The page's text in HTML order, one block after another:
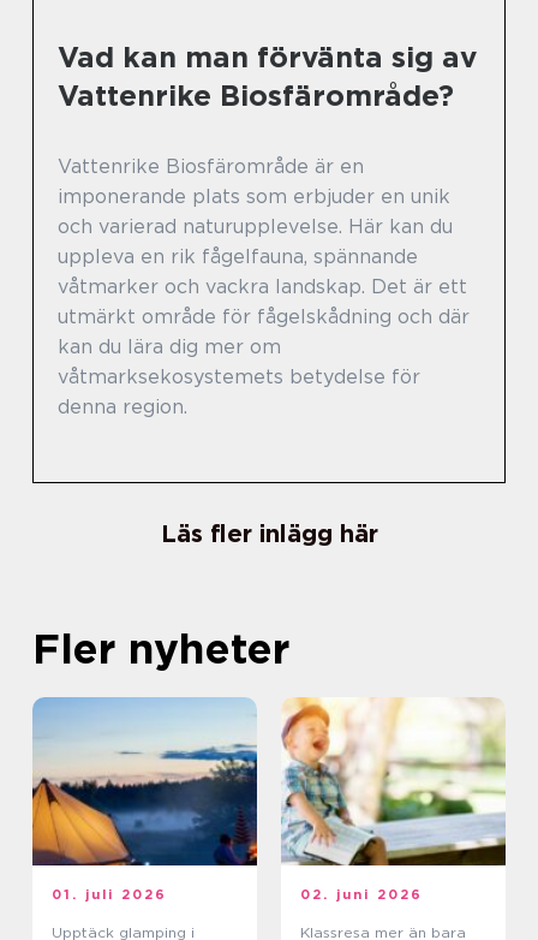
Vad kan man förvänta sig av
Vattenrike Biosfärområde?
Vattenrike Biosfärområde är en
imponerande plats som erbjuder en unik
och varierad naturupplevelse. Här kan du
uppleva en rik fågelfauna, spännande
våtmarker och vackra landskap. Det är ett
utmärkt område för fågelskådning och där
kan du lära dig mer om
våtmarksekosystemets betydelse för
denna region.
Läs fler inlägg här
Fler nyheter
01. juli 2026
Upptäck glamping i
02. juni 2026
Klassresa mer än bara